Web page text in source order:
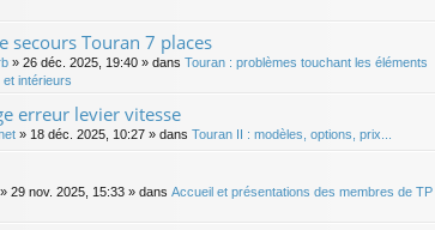
secours Touran 7 places
» 26 déc. 2025, 19:40 » dans Touran : problèmes touchant les éléments
intérieurs
erreur levier vitesse
» 18 déc. 2025, 10:27 » dans Touran II : modèles, options, prix...
» 29 nov. 2025, 15:33 » dans Accueil et présentations des membres de TP